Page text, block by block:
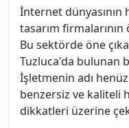
İnternet dünyasının
tasarım
Bu sektörde öne
Tuzluca'da bulunan
İşletmenin adı
benzersiz ve kaliteli
dikkatleri üzerine